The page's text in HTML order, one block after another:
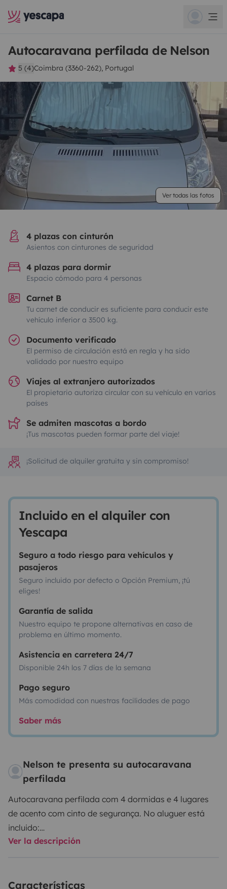
Autocaravana perfilada de Nelson
5 (4)Coimbra (3360-262), Portugal
Ver todas las fotos
4 plazas con cinturón
Asientos con cinturones de seguridad
4 plazas para dormir
Espacio cómodo para 4 personas
Carnet B
Tu carnet de conducir es suficiente para conducir este
vehículo inferior a 3500 kg.
Documento verificado
El permiso de circulación está en regla y ha sido
validado por nuestro equipo
Viajes al extranjero autorizados
El propietario autoriza circular con su vehículo en varios
países
Se admiten mascotas a bordo
¡Tus mascotas pueden formar parte del viaje!
¡Solicitud de alquiler gratuita y sin compromiso!
Incluido en el alquiler con
Yescapa
Seguro a todo riesgo para vehículos y
pasajeros
Seguro incluido por defecto o Opción Premium, ¡tú
eliges!
Garantía de salida
Nuestro equipo te propone alternativas en caso de
problema en último momento.
Asistencia en carretera 24/7
Disponible 24h los 7 días de la semana
Pago seguro
Más comodidad con nuestras facilidades de pago
Saber más
Nelson te presenta su autocaravana
perfilada
Autocaravana perfilada com 4 dormidas e 4 lugares
de acento com cinto de segurança. No aluguer está
incluido:
kit loiça de cozinha ( 4 pratos, 4 copos, 4 talheres,
Kit limpeza (vassoura, esfregona e líquidos de
Ver la descripción
Características